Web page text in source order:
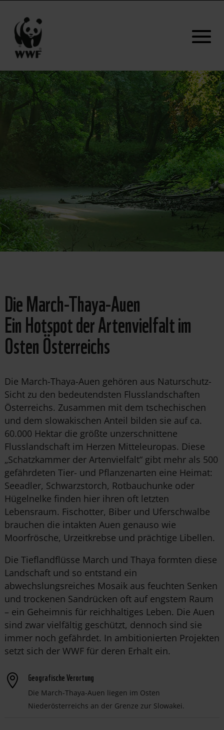
Die March-Thaya-Auen
Ein Hotspot der Artenvielfalt im
Osten Österreichs
Die March-Thaya-Auen gehören aus Naturschutz-
Sicht zu den bedeutendsten Flusslandschaften
Österreichs. Zusammen mit dem tschechischen
und dem slowakischen Anteil bilden sie auf ca.
60.000 Hektar die größte unzerschnittene
Flusslandschaft im Herzen Mitteleuropas. Diese
„Schatzkammer der Artenvielfalt“ gibt mehr als 500
gefährdeten Tier- und Pflanzenarten eine Heimat:
Seeadler, Schwarzstorch, Rotbauchunke oder
Hügelnelke finden hier ihren oft letzten
Lebensraum. Fischotter, Biber und Uferschwalbe
brauchen die intakten Auen genauso wie
Moorfrösche, Urzeitkrebse und prächtige Libellen.
Die Tieflandflüsse March und Thaya formten diese
Landschaft und so entstand ein
abwechslungsreiches Mosaik aus feuchten Senken
und trockenen Sandrücken oft auf engstem Raum
– ein Geheimnis für reichhaltiges Leben. Die Auen
sind zwar vielfältig geschützt, dennoch sind sie
immer noch gefährdet. In ambitionierten Projekten
setzt sich der WWF für deren Erhalt ein.
 Geografische Verortung
Die March-Thaya-Auen liegen im Osten
Niederösterreichs an der Grenze zur Slowakei.